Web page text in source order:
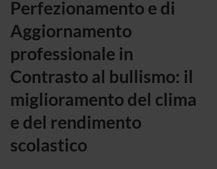
Perfezionamento e di
Aggiornamento
professionale in
Contrasto al bullismo: il
miglioramento del clima
e del rendimento
scolastico